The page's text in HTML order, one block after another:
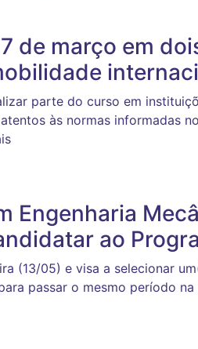
de março em
parte do curso em
às normas informadas
Engenharia
ao
(13/05) e visa a selecionar
passar o mesmo período na